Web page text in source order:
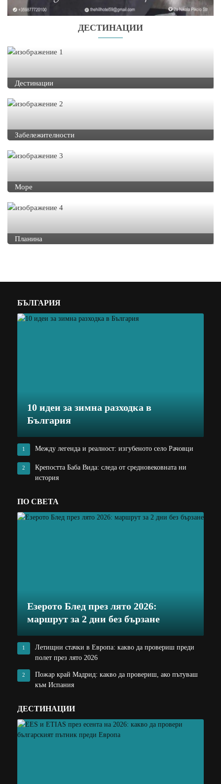
ДЕСТИНАЦИИ
Дестинации
Забележителности
Море
Планина
БЪЛГАРИЯ
10 идеи за зимна разходка в
България
1 Между легенда и реалност: изгубеното село Рачовци
2
Крепостта Баба Вида: следа от средновековната ни
история
ПО СВЕТА
Езерото Блед през лято 2026:
маршрут за 2 дни без бързане
1
Летищни стачки в Европа: какво да провериш преди
полет през лято 2026
2
Пожар край Мадрид: какво да провериш, ако пътуваш
към Испания
ДЕСТИНАЦИИ